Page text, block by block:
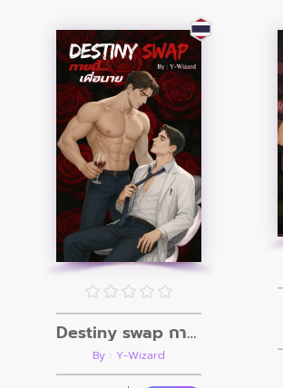
Destiny swap กายนี้ เพื่อนาย
By : Y-Wizard